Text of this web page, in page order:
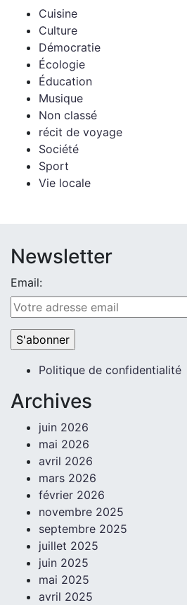
Cuisine
Culture
Démocratie
Écologie
Éducation
Musique
Non classé
récit de voyage
Société
Sport
Vie locale
Newsletter
Email:
Politique de confidentialité
Archives
juin 2026
mai 2026
avril 2026
mars 2026
février 2026
novembre 2025
septembre 2025
juillet 2025
juin 2025
mai 2025
avril 2025